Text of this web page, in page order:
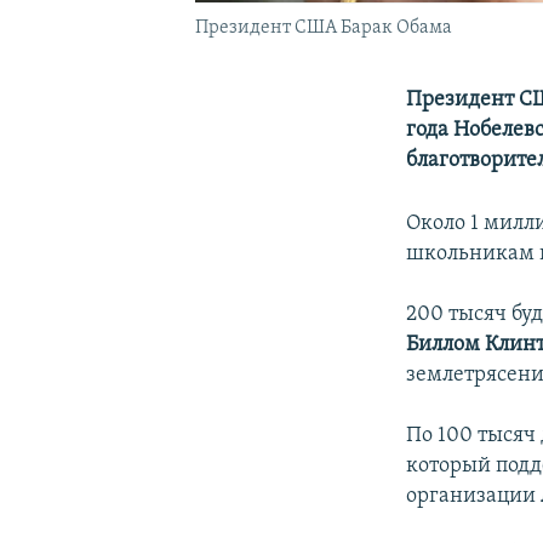
Президент США Барак Обама
Президент
года
Около 1
школьникам
200 тысяч
Биллом
По 100 тысяч
который
организации